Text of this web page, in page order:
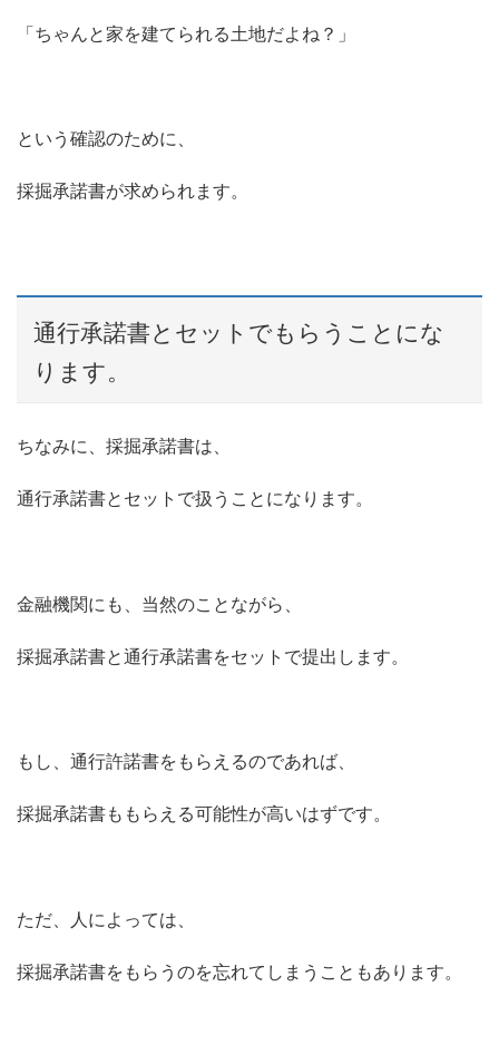
「ちゃんと家を建てられる土地だよね？」
という確認のために、
採掘承諾書が求められます。
通行承諾書とセットでもらうことにな
ります。
ちなみに、採掘承諾書は、
通行承諾書とセットで扱うことになります。
金融機関にも、当然のことながら、
採掘承諾書と通行承諾書をセットで提出します。
もし、通行許諾書をもらえるのであれば、
採掘承諾書ももらえる可能性が高いはずです。
ただ、人によっては、
採掘承諾書をもらうのを忘れてしまうこともあります。